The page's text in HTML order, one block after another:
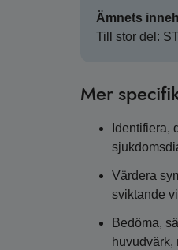
Ämnets
Till stor del:
Mer
Identifiera,
Värdera
sviktande
Bedöma,
huvudvärk,